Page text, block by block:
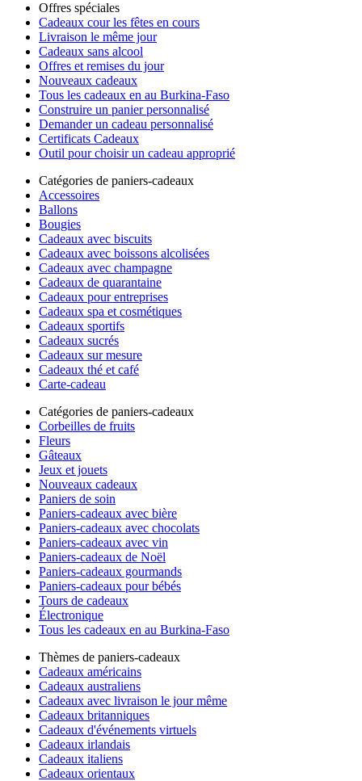
Offres spéciales
Cadeaux cour les fêtes en cours
Livraison le même jour
Cadeaux sans alcool
Offres et remises du jour
Nouveaux cadeaux
Tous les cadeaux en au Burkina-Faso
Construire un panier personnalisé
Demander un cadeau personnalisé
Certificats Cadeaux
Outil pour choisir un cadeau approprié
Catégories de paniers-cadeaux
Accessoires
Ballons
Bougies
Cadeaux avec biscuits
Cadeaux avec boissons alcolisées
Cadeaux avec champagne
Cadeaux de quarantaine
Cadeaux pour entreprises
Cadeaux spa et cosmétiques
Cadeaux sportifs
Cadeaux sucrés
Cadeaux sur mesure
Cadeaux thé et café
Carte-cadeau
Catégories de paniers-cadeaux
Corbeilles de fruits
Fleurs
Gâteaux
Jeux et jouets
Nouveaux cadeaux
Paniers de soin
Paniers-cadeaux avec bière
Paniers-cadeaux avec chocolats
Paniers-cadeaux avec vin
Paniers-cadeaux de Noël
Paniers-cadeaux gourmands
Paniers-cadeaux pour bébés
Tours de cadeaux
Électronique
Tous les cadeaux en au Burkina-Faso
Thèmes de paniers-cadeaux
Cadeaux américains
Cadeaux australiens
Cadeaux avec livraison le jour même
Cadeaux britanniques
Cadeaux d'événements virtuels
Cadeaux irlandais
Cadeaux italiens
Cadeaux orientaux